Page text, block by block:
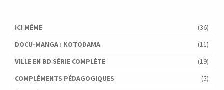
ICI MÊME
(36)
DOCU-MANGA : KOTODAMA
(11)
VILLE EN BD SÉRIE COMPLÈTE
(19)
COMPLÉMENTS PÉDAGOGIQUES
(5)